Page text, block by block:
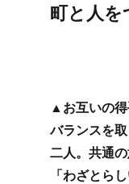
町と​人を​
▲お互いの​得
バランスを​
二人。​共通
「わざとら